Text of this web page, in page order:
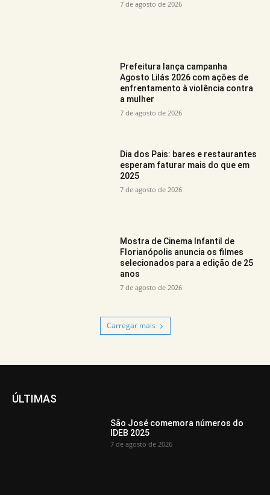
7 de agosto de 2026
Prefeitura lança campanha
Agosto Lilás 2026 com ações de
enfrentamento à violência contra
a mulher
7 de agosto de 2026
Dia dos Pais: bares e restaurantes
esperam faturar mais do que em
2025
7 de agosto de 2026
Mostra de Cinema Infantil de
Florianópolis anuncia os filmes
selecionados para a edição de 25
anos
7 de agosto de 2026
Carregar mais
ÚLTIMAS
São José comemora números do
IDEB 2025
7 de agosto de 2026